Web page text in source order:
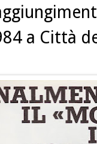
a Città